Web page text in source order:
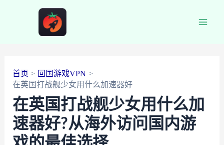
首页
回国游戏VPN
在英国打战舰少女用什么加速器好
在英国打战舰少女用什么加
速器好?从海外访问国内游